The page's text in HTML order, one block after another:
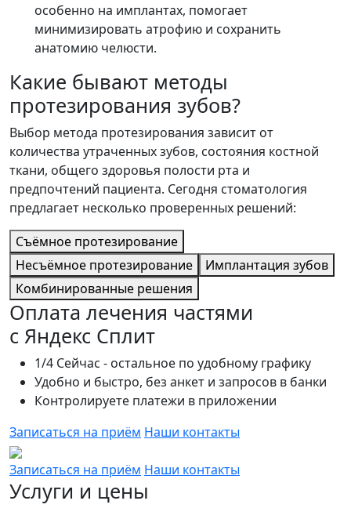
особенно на имплантах, помогает
минимизировать атрофию и сохранить
анатомию челюсти.
Какие бывают методы
протезирования зубов?
Выбор метода протезирования зависит от
количества утраченных зубов, состояния костной
ткани, общего здоровья полости рта и
предпочтений пациента. Сегодня стоматология
предлагает несколько проверенных решений:
Съёмное протезирование
Несъёмное протезирование
Имплантация зубов
Комбинированные решения
Оплата лечения частями
с Яндекс Сплит
1/4 Сейчас - остальное по удобному графику
Удобно и быстро, без анкет и запросов в банки
Контролируете платежи в приложении
Записаться на приём Наши контакты
Записаться на приём Наши контакты
Услуги и цены